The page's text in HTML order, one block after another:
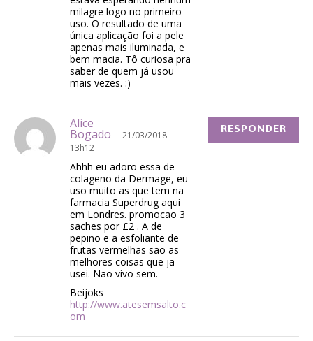
milagre logo no primeiro
uso. O resultado de uma
única aplicação foi a pele
apenas mais iluminada, e
bem macia. Tô curiosa pra
saber de quem já usou
mais vezes. :)
Alice
Bogado
21/03/2018 -
13h12
Ahhh eu adoro essa de
colageno da Dermage, eu
uso muito as que tem na
farmacia Superdrug aqui
em Londres. promocao 3
saches por £2 . A de
pepino e a esfoliante de
frutas vermelhas sao as
melhores coisas que ja
usei. Nao vivo sem.
Beijoks
http://www.atesemsalto.c
om
RESPONDER